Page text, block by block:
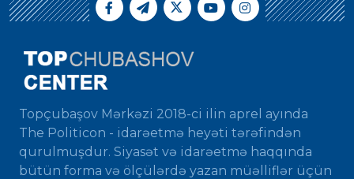
Topçubaşov Mərkəzi 2018-ci ilin aprel ayında
The Politicon - idarəetmə heyəti tərəfindən
qurulmuşdur. Siyasət və idarəetmə haqqında
bütün forma və ölçülərdə yazan müəlliflər üçün